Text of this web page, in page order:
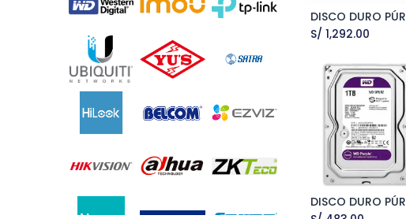
Add to Cart
S/ 1,292.00
Add to Cart